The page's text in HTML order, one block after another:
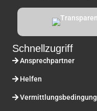
Schnellzugriff
Ansprechpartner
Helfen